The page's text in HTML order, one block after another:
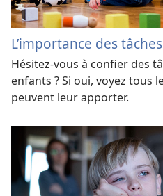
L’importance des
Hésitez-​vous à confier des
enfants ? Si oui, voyez tous
peuvent leur apporter.